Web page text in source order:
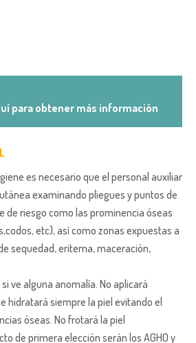
para obtener más información
es necesario que el personal auxiliar
examinando pliegues y puntos de
de riesgo como las prominencia óseas
etc), así como zonas expuestas a
sequedad, eritema, maceración,
ve alguna anomalía. No aplicará
hidratará siempre la piel evitando el
óseas. No frotará la piel
de primera elección serán los AGHO y